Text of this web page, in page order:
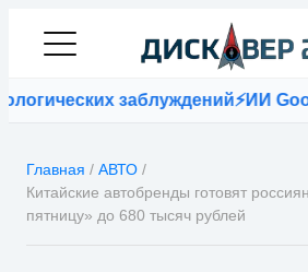
заблуждений⚡ИИ Google
Главная / АВТО /
Китайские автобренды готовят
пятницу» до 680 тысяч рублей